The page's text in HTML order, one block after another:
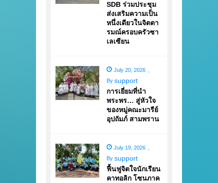
SDB ร่วมประชุม
ส่งเสริมความเป็น
หนึ่งเดียวในจิตตา
รมณ์ครอบครัวซา
เลเซียน
July 20, 2026
By support
การเยี่ยมที่นำ
พระพร… สู่หัวใจ
ของหมู่คณะมารีย์
อุปถัมภ์ สามพราน
July 19, 2026
By support
ฟื้นฟูจิตใจนักเรียน
คาทอลิก โซนภาค